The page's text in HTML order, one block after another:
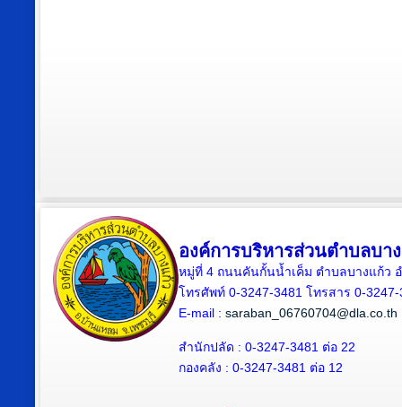
องค์การบริหารส่วนตำบลบา
หมู่ที่ 4 ถนนคันกั้นน้ำเค็ม ตำบลบางแก้ว
โทรศัพท์ 0-3247-3481 โทรสาร 0-3247-
E-mail : saraban_06760704@dla.co.th
สำนักปลัด : 0-3247-3481 ต่อ 22
กองคลัง : 0-3247-3481 ต่อ 12